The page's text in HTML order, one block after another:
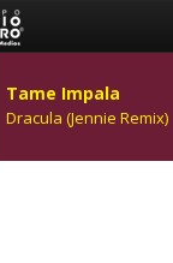
Tame Impala
Dracula (Jennie Remix)